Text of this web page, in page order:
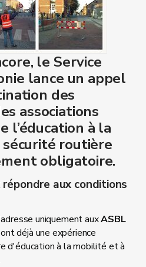
le Service
lance un appel
des
associations
l’éducation à la
routière
obligatoire.
aux conditions
uniquement auxASBL
déjà une expérience
d'éducation à la mobilité et à